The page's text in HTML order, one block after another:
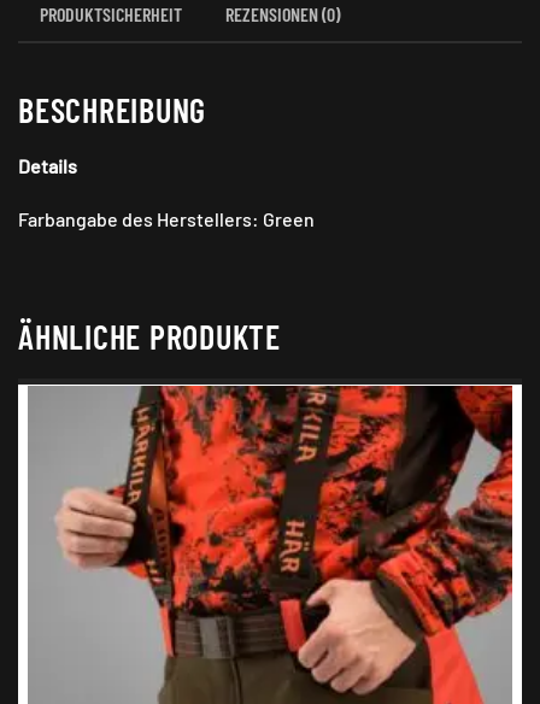
PRODUKTSICHERHEIT REZENSIONEN (0)
BESCHREIBUNG
Details
Farbangabe des Herstellers: Green
ÄHNLICHE PRODUKTE